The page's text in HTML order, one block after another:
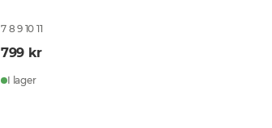
7 8 9 10 11
799 kr
I lager